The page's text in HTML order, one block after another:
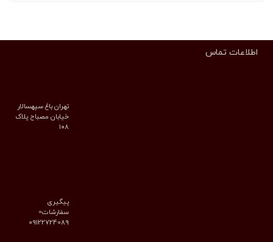
اطلاعات تماس
تهران باغ سپهسالار
خیابان مصباح پلاک
۱۰۸
پیگیری
سفارشات=
09122724089